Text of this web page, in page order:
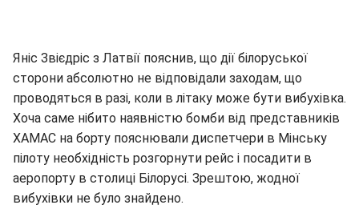
Яніс Звієдріс з Латвії пояснив, що дії білоруської
сторони абсолютно не відповідали заходам, що
проводяться в разі, коли в літаку може бути вибухівка.
Хоча саме нібито наявністю бомби від представників
ХАМАС на борту пояснювали диспетчери в Мінську
пілоту необхідність розгорнути рейс і посадити в
аеропорту в столиці Білорусі. Зрештою, жодної
вибухівки не було знайдено.